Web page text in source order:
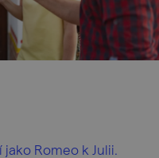
Romeo k Julii.